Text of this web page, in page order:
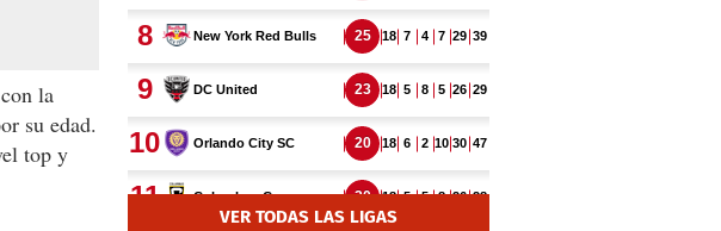
la
su edad.
top y
VER TODAS LAS LIGAS